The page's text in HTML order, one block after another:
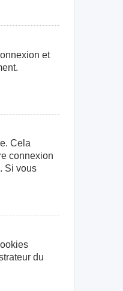
et
Cela
connexion
Si vous
du